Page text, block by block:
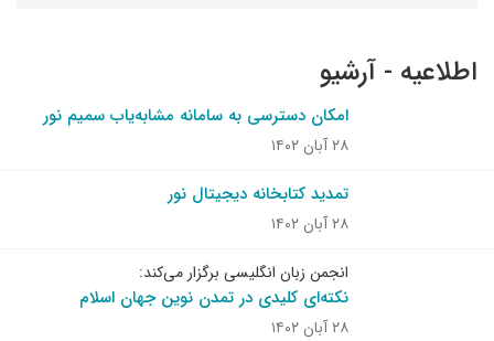
اطلاعیه - آرشیو
امکان دسترسی به سامانه مشابه‌یاب سمیم نور
۲۸ آبان ۱۴۰۲
تمدید کتابخانه دیجیتال نور
۲۸ آبان ۱۴۰۲
انجمن زبان انگلیسی برگزار می‌کند:
نکته‌ای کلیدی در تمدن نوین جهان اسلام
۲۸ آبان ۱۴۰۲